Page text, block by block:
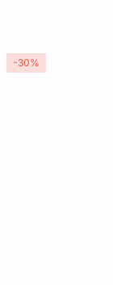
-30%